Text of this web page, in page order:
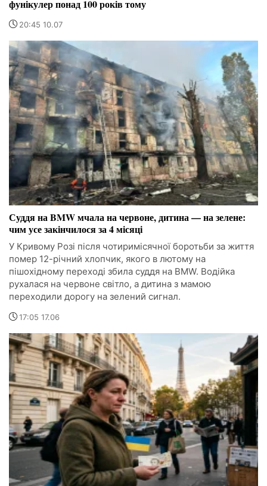
фунікулер понад 100 років тому
20:45 10.07
Суддя на BMW мчала на червоне, дитина — на зелене:
чим усе закінчилося за 4 місяці
У Кривому Розі після чотиримісячної боротьби за життя
помер 12-річний хлопчик, якого в лютому на
пішохідному переході збила суддя на BMW. Водійка
рухалася на червоне світло, а дитина з мамою
переходили дорогу на зелений сигнал.
17:05 17.06